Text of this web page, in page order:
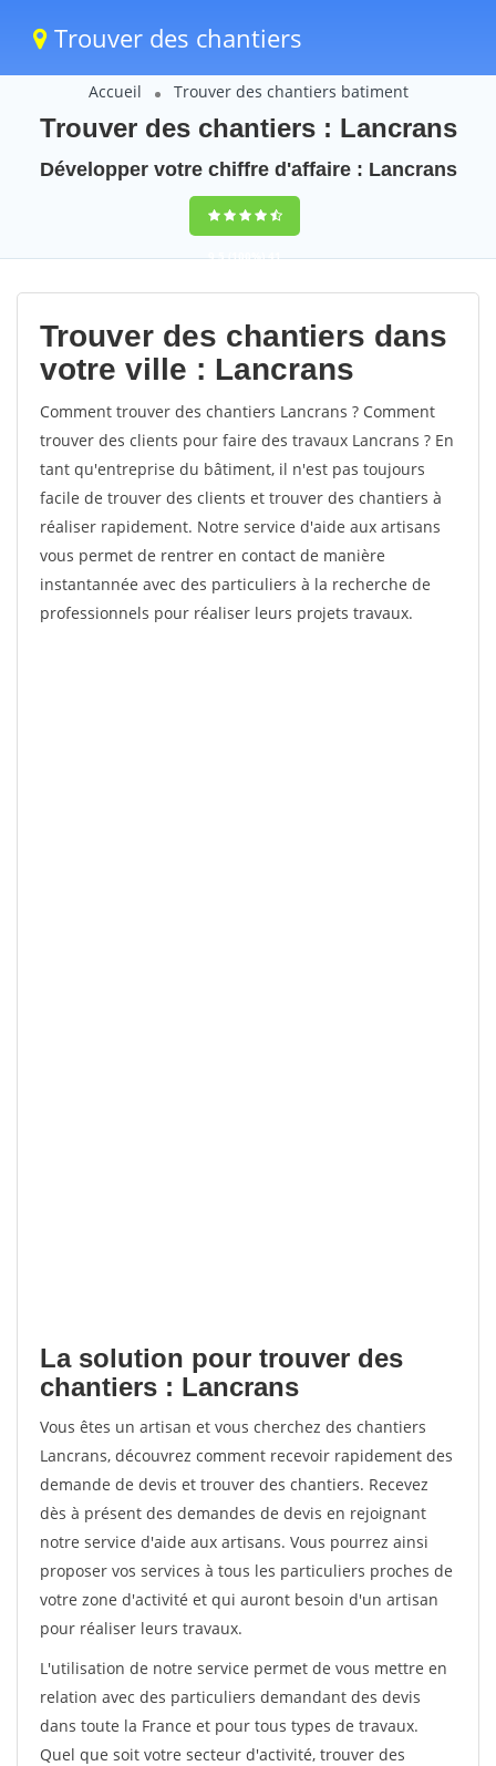
Trouver des chantiers
Accueil Trouver des chantiers batiment
Trouver des chantiers : Lancrans
Développer votre chiffre d'affaire : Lancrans
9,5(100%)41
votes
Trouver des chantiers dans
votre ville : Lancrans
Comment trouver des chantiers Lancrans ? Comment
trouver des clients pour faire des travaux Lancrans ? En
tant qu'entreprise du bâtiment, il n'est pas toujours
facile de trouver des clients et trouver des chantiers à
réaliser rapidement. Notre service d'aide aux artisans
vous permet de rentrer en contact de manière
instantannée avec des particuliers à la recherche de
professionnels pour réaliser leurs projets travaux.
La solution pour trouver des
chantiers : Lancrans
Vous êtes un artisan et vous cherchez des chantiers
Lancrans, découvrez comment recevoir rapidement des
demande de devis et trouver des chantiers. Recevez
dès à présent des demandes de devis en rejoignant
notre service d'aide aux artisans. Vous pourrez ainsi
proposer vos services à tous les particuliers proches de
votre zone d'activité et qui auront besoin d'un artisan
pour réaliser leurs travaux.
L'utilisation de notre service permet de vous mettre en
relation avec des particuliers demandant des devis
dans toute la France et pour tous types de travaux.
Quel que soit votre secteur d'activité, trouver des